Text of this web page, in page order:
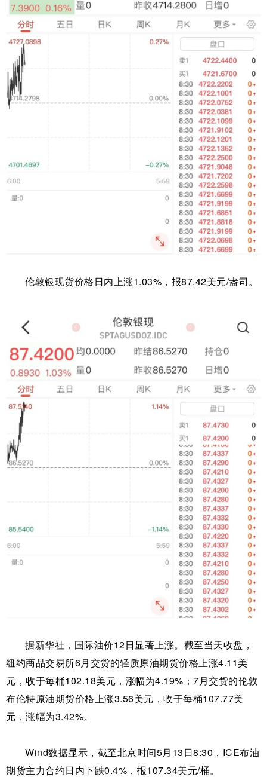
伦敦银现货价格日内上涨1.03%，报87.42美元/盎司。
据新华社，国际油价12日显著上涨。截至当天收盘，
纽约商品交易所6月交货的轻质原油期货价格上涨4.11美
元，收于每桶102.18美元，涨幅为4.19%；7月交货的伦敦
布伦特原油期货价格上涨3.56美元，收于每桶107.77美
元，涨幅为3.42%。
Wind数据显示，截至北京时间5月13日8:30，ICE布油
期货主力合约日内下跌0.4%，报107.34美元/桶。